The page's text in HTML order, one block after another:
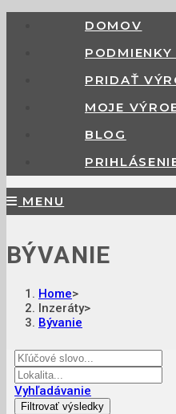
DOMOV
PRIDAŤ
MOJE
BLOG
MENU
BÝVANIE
Home>
Inzeráty>
Bývanie
Vyhľadávanie